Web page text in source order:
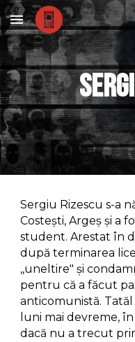
Skip to main content
Sergiu Rizescu s-a
Costești, Argeș și a
student. Arestat în
după terminarea
,,uneltire" și
pentru că a făcut
anticomunistă.
luni mai devreme,
dacă nu a trecut